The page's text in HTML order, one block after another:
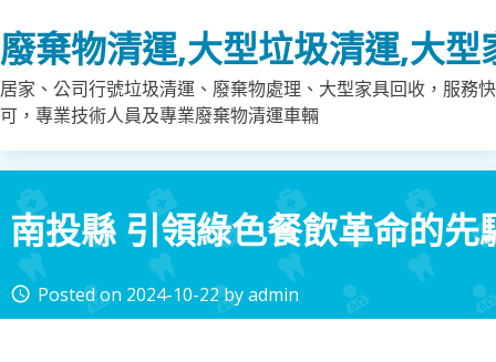
to
content
廢棄物清運,大型垃圾清運,大
居家、公司行號垃圾清運、廢棄物處理、大型家具回收，服務
可，專業技術人員及專業廢棄物清運車輛
南投縣 引領綠色餐飲革命的先
access_time Posted on 2024-10-22byadmin